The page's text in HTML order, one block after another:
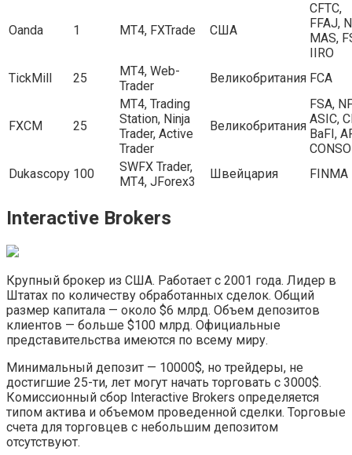
Oanda 1 MT4, FXTrade США
CFTC,
FFAJ,
MAS,
IIRO
TickMill
25
МТ4, Web-
Trader
Великобритания FCA
FXCM 25
MT4, Trading
Station, Ninja
Trader, Active
Trader
Великобритания
FSA,
ASIC,
BaFI,
Dukascopy 100
SWFX Trader,
МТ4, JForex3
Швейцария FINMA
Interactive Brokers
Крупный брокер из США. Работает с 2001 года. Лидер в
Штатах по количеству обработанных сделок. Общий
размер капитала — около $6 млрд. Объем депозитов
клиентов — больше $100 млрд. Официальные
представительства имеются по всему миру.
Минимальный депозит — 10000$, но трейдеры, не
достигшие 25-ти, лет могут начать торговать с 3000$.
Комиссионный сбор Interactive Brokers определяется
типом актива и объемом проведенной сделки. Торговые
счета для торговцев с небольшим депозитом
отсутствуют.